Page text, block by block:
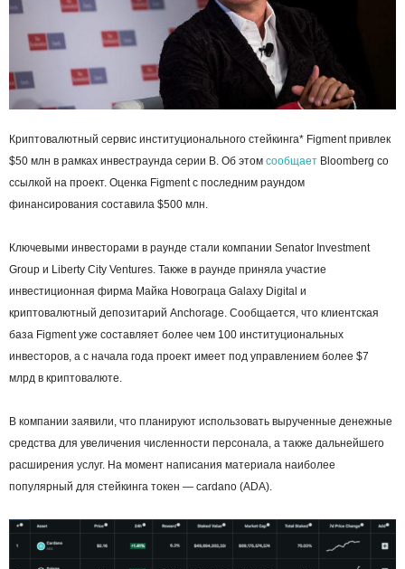
Криптовалютный сервис институционального стейкинга* Figment привлек
$50 млн в рамках инвестраунда серии B. Об этом сообщает Bloomberg со
ссылкой на проект. Оценка Figment с последним раундом
финансирования составила $500 млн.
Ключевыми инвесторами в раунде стали компании Senator Investment
Group и Liberty City Ventures. Также в раунде приняла участие
инвестиционная фирма Майка Новограца Galaxy Digital и
криптовалютный депозитарий Anchorage. Сообщается, что клиентская
база Figment уже составляет более чем 100 институциональных
инвесторов, а с начала года проект имеет под управлением более $7
млрд в криптовалюте.
В компании заявили, что планируют использовать вырученные денежные
средства для увеличения численности персонала, а также дальнейшего
расширения услуг. На момент написания материала наиболее
популярный для стейкинга токен — cardano (ADA).